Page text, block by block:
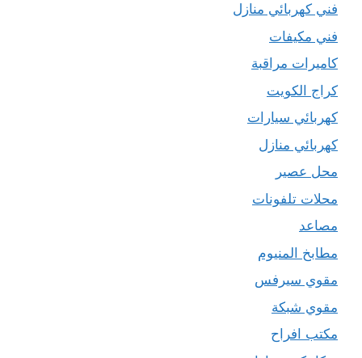
فني كهربائي منازل
فني مكيفات
كاميرات مراقبة
كراج الكويت
كهربائي سيارات
كهربائي منازل
محل عصير
محلات تلفونات
مصاعد
مطابخ المنيوم
مقوي سيرفس
مقوي شبكة
مكتب افراح